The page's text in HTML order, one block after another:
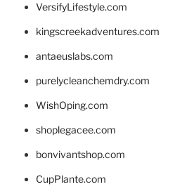
VersifyLifestyle.com
kingscreekadventures.com
antaeuslabs.com
purelycleanchemdry.com
WishOping.com
shoplegacee.com
bonvivantshop.com
CupPlante.com